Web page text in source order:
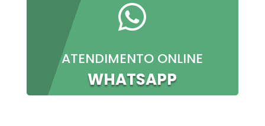

ATENDIMENTO ONLINE
WHATSAPP